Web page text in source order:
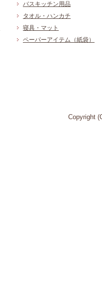
バスキッチン用品
タオル・ハンカチ
寝具・マット
ペーパーアイテム（紙袋）
Copyright